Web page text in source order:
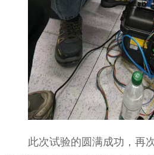
此次试验的圆满成功，再